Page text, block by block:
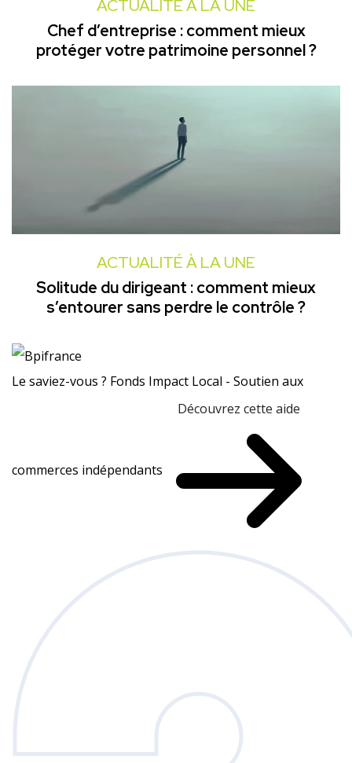
ACTUALITÉ À LA UNE
Chef d’entreprise : comment mieux
protéger votre patrimoine personnel ?
ACTUALITÉ À LA UNE
Solitude du dirigeant : comment mieux
s’entourer sans perdre le contrôle ?
Le saviez-vous ? Fonds Impact Local - Soutien aux
commerces indépendants
Découvrez cette aide